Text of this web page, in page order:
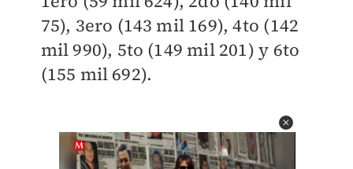
75), 3ero (143 mil 169), 4to (142
mil 990), 5to (149 mil 201) y 6to
(155 mil 692).